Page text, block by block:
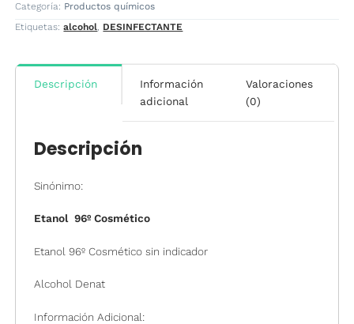
Categoría: Productos químicos
Etiquetas:alcohol, DESINFECTANTE
Descripción
Información
adicional
Valoraciones
(0)
Descripción
Sinónimo:
Etanol 96º Cosmético
Etanol 96º Cosmético sin indicador
Alcohol Denat
Información Adicional: